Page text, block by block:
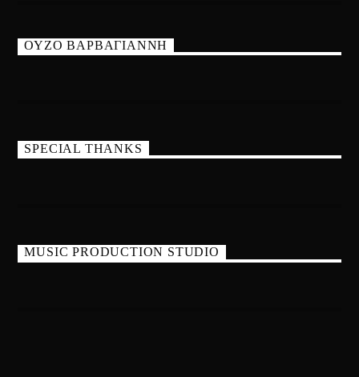
ΟΥΖΟ ΒΑΡΒΑΓΙΑΝΝΗ
SPECIAL THANKS
MUSIC PRODUCTION STUDIO